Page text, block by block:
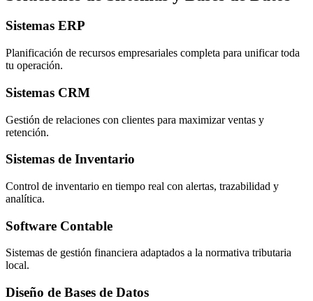
Sistemas ERP
Planificación de recursos empresariales completa para unificar toda
tu operación.
Sistemas CRM
Gestión de relaciones con clientes para maximizar ventas y
retención.
Sistemas de Inventario
Control de inventario en tiempo real con alertas, trazabilidad y
analítica.
Software Contable
Sistemas de gestión financiera adaptados a la normativa tributaria
local.
Diseño de Bases de Datos